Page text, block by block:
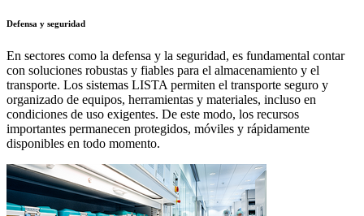
Defensa y seguridad
En sectores como la defensa y la seguridad, es fundamental contar
con soluciones robustas y fiables para el almacenamiento y el
transporte. Los sistemas LISTA permiten el transporte seguro y
organizado de equipos, herramientas y materiales, incluso en
condiciones de uso exigentes. De este modo, los recursos
importantes permanecen protegidos, móviles y rápidamente
disponibles en todo momento.